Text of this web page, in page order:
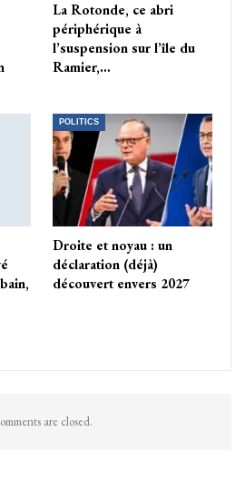
La Rotonde, ce abri
périphérique à
l’suspension sur l’île du
Ramier,…
POLITICS
Droite et noyau : un
déclaration (déjà)
découvert envers 2027
are closed.